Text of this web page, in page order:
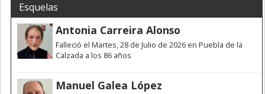
Esquelas
Antonia Carreira Alonso
Falleció el Martes, 28 de Julio de 2026 en Puebla de la
Calzada a los 86 años
Manuel Galea López